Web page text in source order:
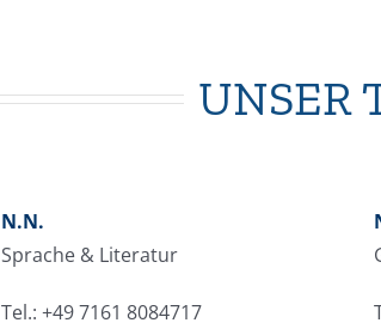
UNSER
N.N.
Sprache & Literatur
Tel.: +49 7161 8084717